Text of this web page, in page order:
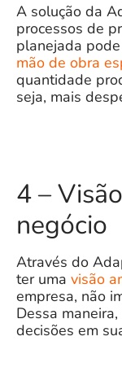
A solução da
processos de
planejada
mão de obra
quantidade
seja, mais
4 –
negócio
Através do
ter uma visão
empresa, não
Dessa
decisões em